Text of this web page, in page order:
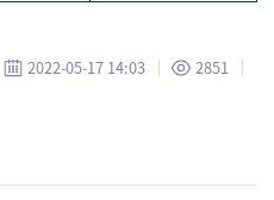
2022-05-17 14:03
2851